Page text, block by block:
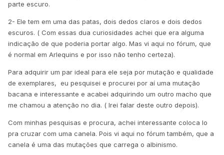
parte escuro.
2- Ele tem em uma das patas, dois dedos claros e dois dedos
escuros. ( Com essas dua curiosidades achei que era alguma
indicação de que poderia portar algo. Mas vi aqui no fórum, que
é normal em Arlequins e por isso não tenho certeza).
Para adquirir um par ideal para ele seja por mutação e qualidade
de exemplares, eu pesquisei e procurei por aí uma mutação
bacana e interessante e acabei adquirindo um outro macho que
me chamou a atenção no dia. ( Irei falar deste outro depois).
Com minhas pesquisas e procura, achei interessante coloca lo
pra cruzar com uma canela. Pois vi aqui no fórum também, que a
canela é uma das mutações que carrega o albinismo.